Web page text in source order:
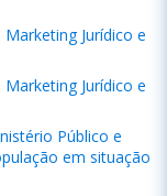
Jurídico e
Jurídico e
Público e
em situação